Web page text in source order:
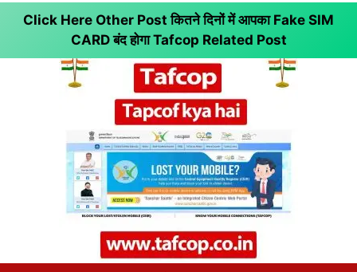
Click Here Other Post कितने दिनों में आपका Fake SIM
CARD बंद होगाTafcop Related Post